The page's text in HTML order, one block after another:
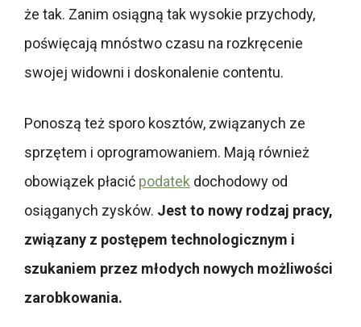
że tak. Zanim osiągną tak wysokie przychody,
poświęcają mnóstwo czasu na rozkręcenie
swojej widowni i doskonalenie contentu.
Ponoszą też sporo kosztów, związanych ze
sprzętem i oprogramowaniem. Mają również
obowiązek płacić podatek dochodowy od
osiąganych zysków. Jest to nowy rodzaj pracy,
związany z postępem technologicznym i
szukaniem przez młodych nowych możliwości
zarobkowania.